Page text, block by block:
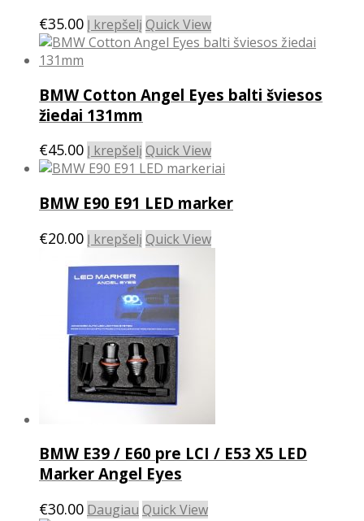
€35.00 Į krepšelį Quick View
BMW Cotton Angel Eyes balti šviesos
žiedai 131mm
€45.00 Į krepšelį Quick View
BMW E90 E91 LED marker
€20.00 Į krepšelį Quick View
BMW E39 / E60 pre LCI / E53 X5 LED
Marker Angel Eyes
€30.00 Daugiau Quick View